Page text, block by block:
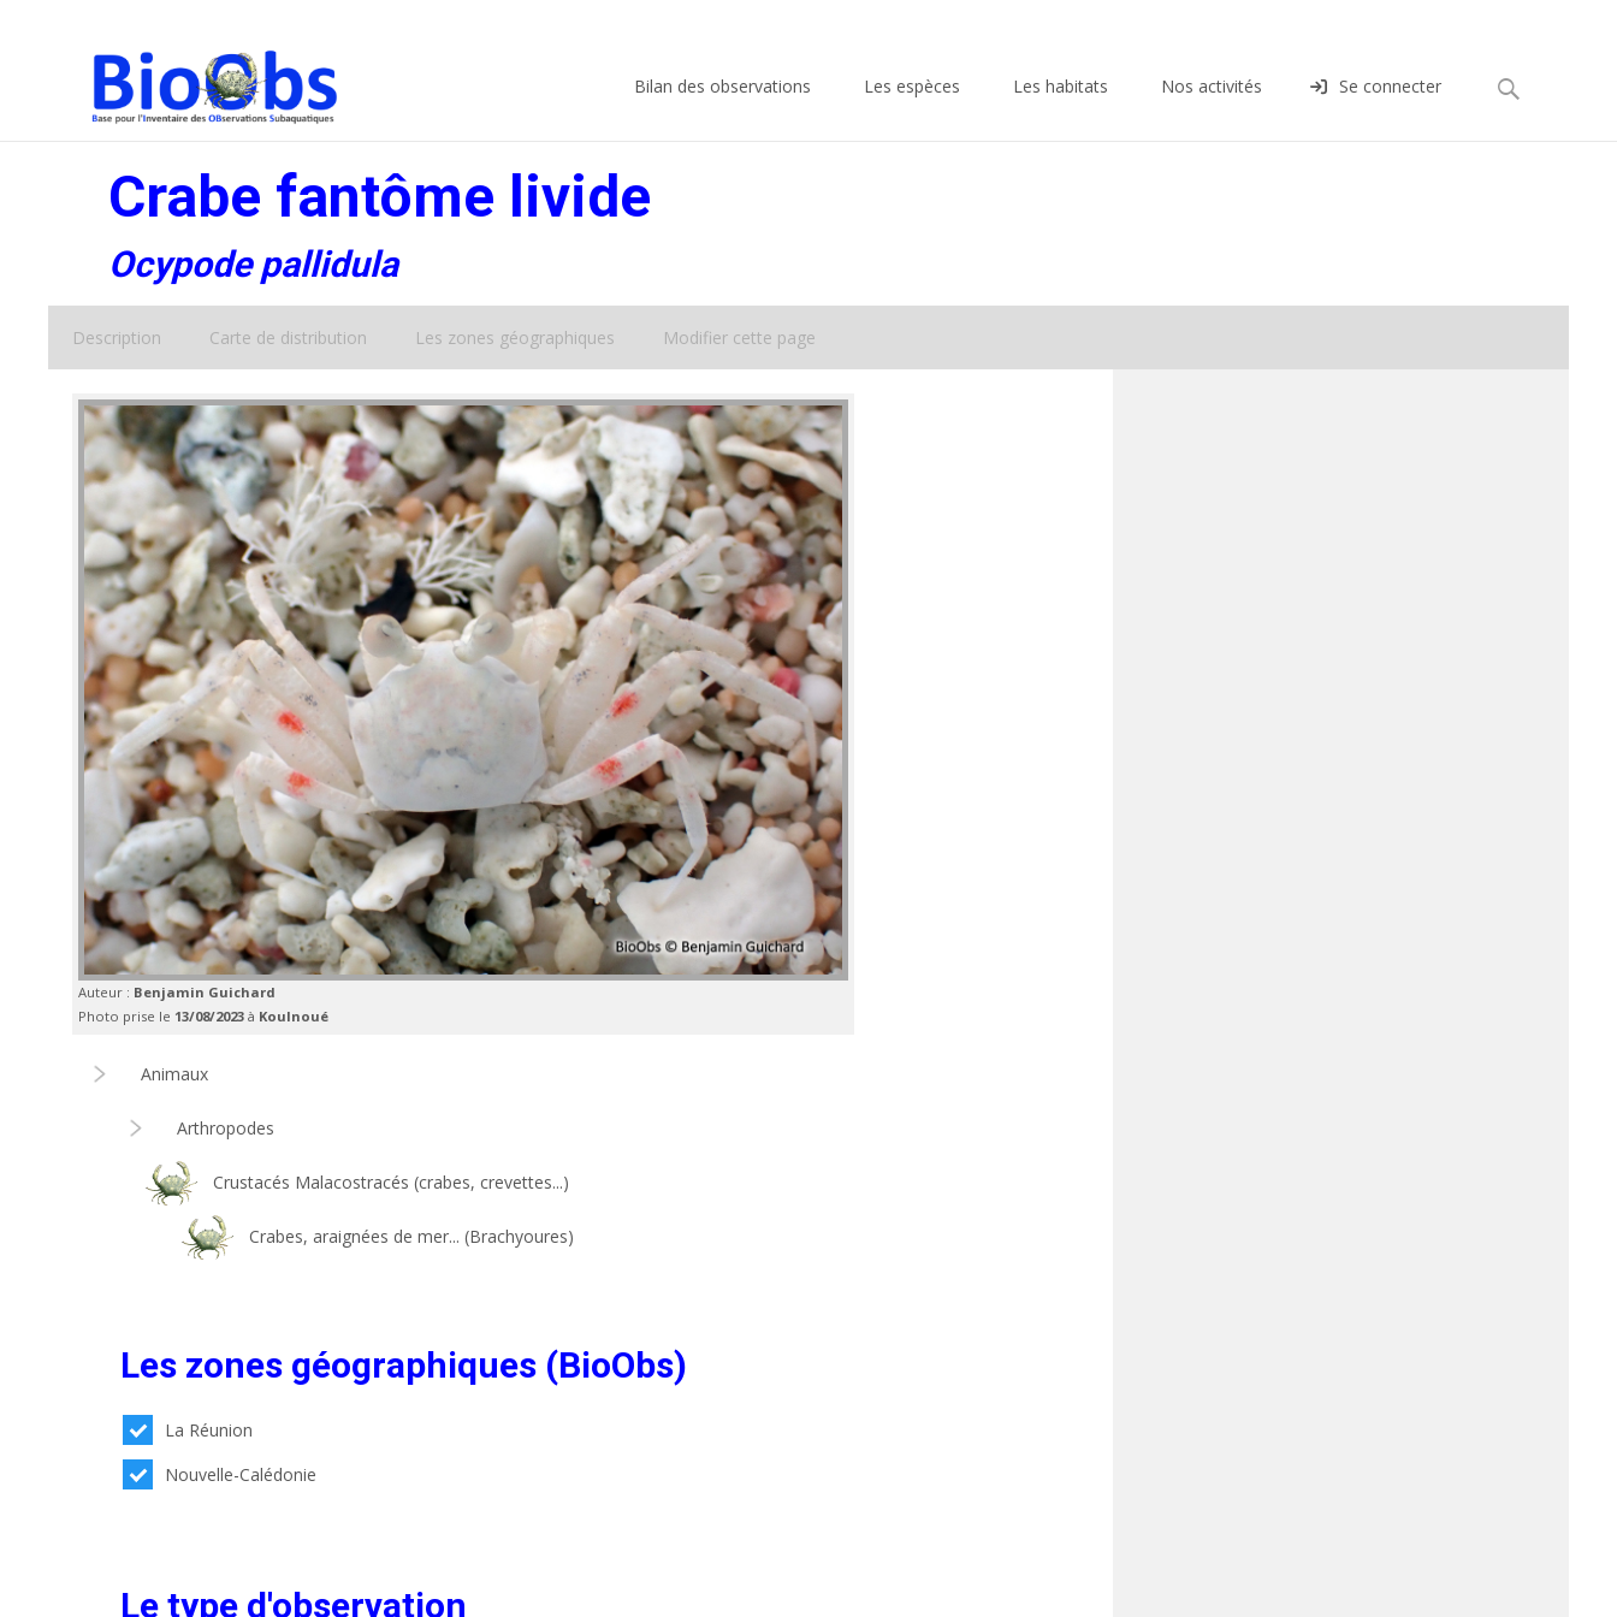
Bilan des observations Les espèces Les habitats Nos activités Se connecter Rechercher :
Crabe fantôme livide
Ocypode pallidula
Description Carte de distribution Les zones géographiques Modifier cette page
Auteur : Benjamin Guichard
Photo prise le 13/08/2023 à Koulnoué
Animaux
Arthropodes
Crustacés Malacostracés (crabes, crevettes...)
Crabes, araignées de mer... (Brachyoures)
Les zones géographiques (BioObs)
La Réunion
Nouvelle-Calédonie
Le type d'observation